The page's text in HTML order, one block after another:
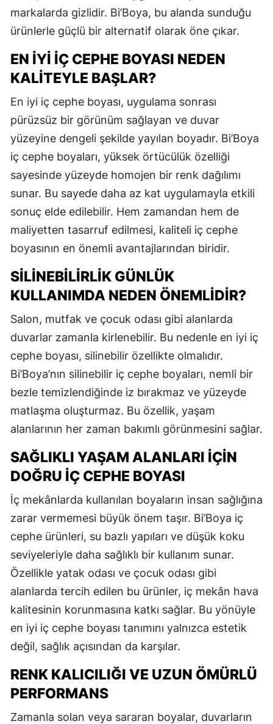
markalarda gizlidir. Bi’Boya, bu alanda sunduğu
ürünlerle güçlü bir alternatif olarak öne çıkar.
EN İYI İÇ CEPHE BOYASI NEDEN
KALITEYLE BAŞLAR?
En iyi iç cephe boyası, uygulama sonrası
pürüzsüz bir görünüm sağlayan ve duvar
yüzeyine dengeli şekilde yayılan boyadır. Bi’Boya
iç cephe boyaları, yüksek örtücülük özelliği
sayesinde yüzeyde homojen bir renk dağılımı
sunar. Bu sayede daha az kat uygulamayla etkili
sonuç elde edilebilir. Hem zamandan hem de
maliyetten tasarruf edilmesi, kaliteli iç cephe
boyasının en önemli avantajlarından biridir.
SILINEBILIRLIK GÜNLÜK
KULLANIMDA NEDEN ÖNEMLIDIR?
Salon, mutfak ve çocuk odası gibi alanlarda
duvarlar zamanla kirlenebilir. Bu nedenle en iyi iç
cephe boyası, silinebilir özellikte olmalıdır.
Bi’Boya’nın silinebilir iç cephe boyaları, nemli bir
bezle temizlendiğinde iz bırakmaz ve yüzeyde
matlaşma oluşturmaz. Bu özellik, yaşam
alanlarının her zaman bakımlı görünmesini sağlar.
SAĞLIKLI YAŞAM ALANLARI İÇIN
DOĞRU İÇ CEPHE BOYASI
İç mekânlarda kullanılan boyaların insan sağlığına
zarar vermemesi büyük önem taşır. Bi’Boya iç
cephe ürünleri, su bazlı yapıları ve düşük koku
seviyeleriyle daha sağlıklı bir kullanım sunar.
Özellikle yatak odası ve çocuk odası gibi
alanlarda tercih edilen bu ürünler, iç mekân hava
kalitesinin korunmasına katkı sağlar. Bu yönüyle
en iyi iç cephe boyası tanımını yalnızca estetik
değil, sağlık açısından da karşılar.
RENK KALICILIĞI VE UZUN ÖMÜRLÜ
PERFORMANS
Zamanla solan veya sararan boyalar, duvarların